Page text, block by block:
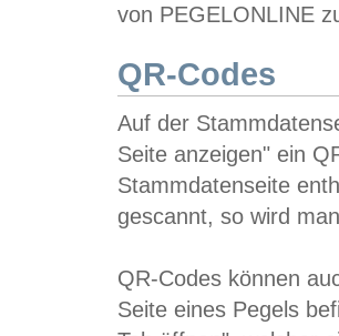
von PEGELONLINE
QR-Codes
Auf der
Seite anzeigen" ein
Stammdatenseite
gescannt, so wird
QR-Codes können
Seite eines Pegels